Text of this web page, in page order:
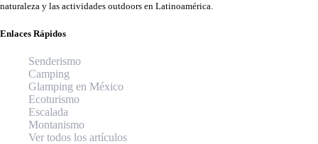
naturaleza y las actividades outdoors en Latinoamérica.
Enlaces Rápidos
Senderismo
Camping
Glamping en México
Ecoturismo
Escalada
Montanismo
Ver todos los artículos